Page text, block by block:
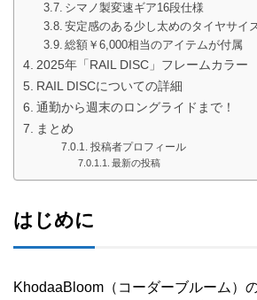
シマノ製変速ギア16段仕様
安定感のある少し太めのタイヤサイ
総額￥6,000相当のアイテムが付属
2025年「RAIL DISC」フレームカラー
RAIL DISCについての詳細
通勤から週末のロングライドまで！
まとめ
投稿者プロフィール
最新の投稿
はじめに
KhodaaBloom（コーダーブルーム）